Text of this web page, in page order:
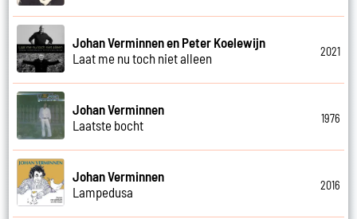
Johan Verminnen en Peter Koelewijn
Laat me nu toch niet alleen
2021
Johan Verminnen
Laatste bocht
1976
Johan Verminnen
Lampedusa
2016